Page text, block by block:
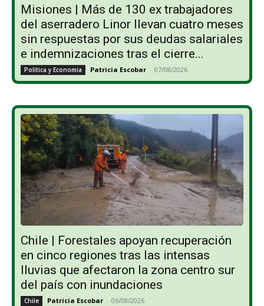
Misiones | Más de 130 ex trabajadores
del aserradero Linor llevan cuatro meses
sin respuestas por sus deudas salariales
e indemnizaciones tras el cierre...
Política y Economía Patricia Escobar - 07/08/2026
Chile | Forestales apoyan recuperación
en cinco regiones tras las intensas
lluvias que afectaron la zona centro sur
del país con inundaciones
Chile Patricia Escobar - 06/08/2026